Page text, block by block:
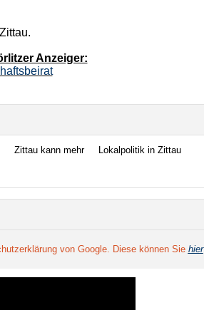
Anzeiger:
Zittau kann mehr
Lokalpolitik in Zittau
von Google. Diese können Sie hier